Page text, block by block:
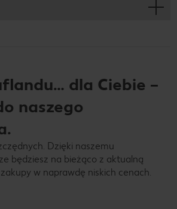
dla Ciebie –
naszego
Dzięki naszemu
będziesz na bieżąco z aktualną
w naprawdę niskich cenach.